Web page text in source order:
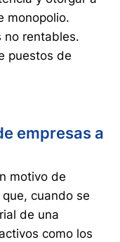
monopolio.
no rentables.
puestos de
empresas a
motivo de
cuando se
de una
como los